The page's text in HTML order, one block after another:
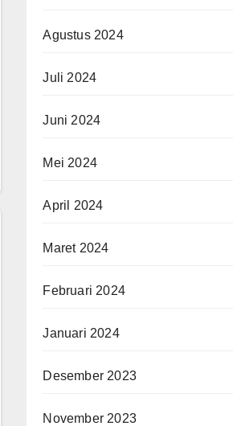
Agustus 2024
Juli 2024
Juni 2024
Mei 2024
April 2024
Maret 2024
Februari 2024
Januari 2024
Desember 2023
November 2023